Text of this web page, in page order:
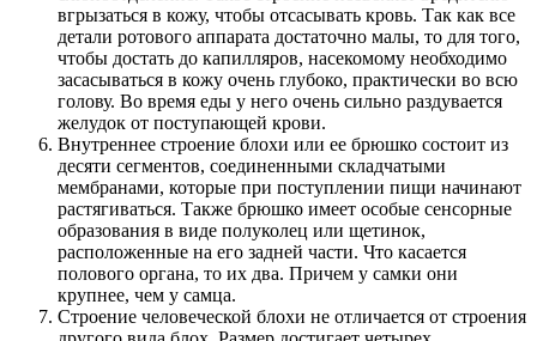
вгрызаться в кожу, чтобы отсасывать кровь. Так как все
детали ротового аппарата достаточно малы, то для того,
чтобы достать до капилляров, насекомому необходимо
засасываться в кожу очень глубоко, практически во всю
голову. Во время еды у него очень сильно раздувается
желудок от поступающей крови.
Внутреннее строение блохи или ее брюшко состоит из
десяти сегментов, соединенными складчатыми
мембранами, которые при поступлении пищи начинают
растягиваться. Также брюшко имеет особые сенсорные
образования в виде полуколец или щетинок,
расположенные на его задней части. Что касается
полового органа, то их два. Причем у самки они
крупнее, чем у самца.
Строение человеческой блохи не отличается от строения